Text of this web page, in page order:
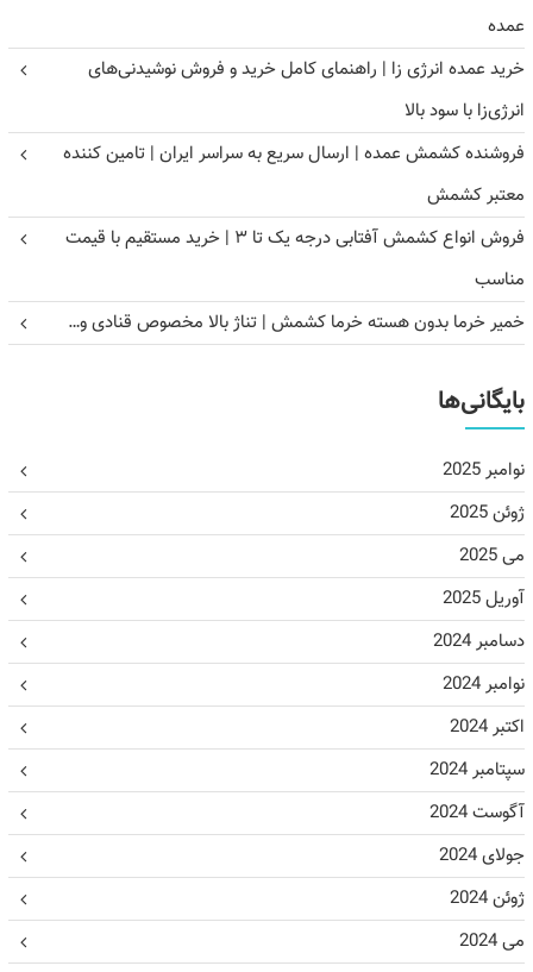
عمده
خرید عمده انرژی زا | راهنمای کامل خرید و فروش نوشیدنی‌های
انرژی‌زا با سود بالا
فروشنده کشمش عمده | ارسال سریع به سراسر ایران | تامین کننده
معتبر کشمش
فروش انواع کشمش آفتابی درجه یک تا ۳ | خرید مستقیم با قیمت
مناسب
خمیر خرما بدون هسته خرما کشمش | تناژ بالا مخصوص قنادی و…
بایگانی‌ها
نوامبر 2025
ژوئن 2025
می 2025
آوریل 2025
دسامبر 2024
نوامبر 2024
اکتبر 2024
سپتامبر 2024
آگوست 2024
جولای 2024
ژوئن 2024
می 2024